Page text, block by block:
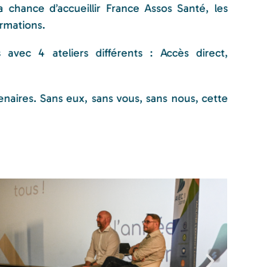
d’accueillir France Assos Santé, les
avec 4 ateliers différents : Accès direct,
Sans eux, sans vous, sans nous, cette